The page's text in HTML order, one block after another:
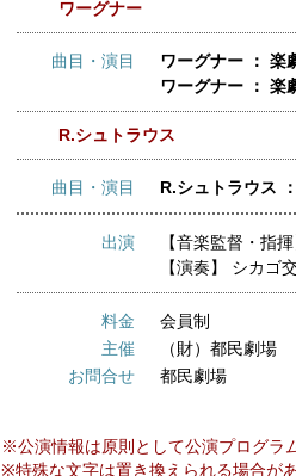
ワーグナー
曲目・演目
ワーグナー ： 楽
ワーグナー ： 楽
R.シュトラウス
曲目・演目 R.シュトラウス
出演 【音楽監督・指揮
【演奏】 シカゴ
料金
会員制
主催
（財）都民劇場
お問合せ
都民劇場
※公演情報は原則として公演プログラ
※特殊な文字は置き換えられる場合があ